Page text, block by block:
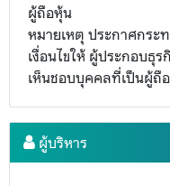
ผู้ถือหุ้น
หมายเหตุ ประกาศกระ
เงื่อนไขให้ ผู้ประกอบธุ
เห็นชอบบุคคลที่เป็นผู้ถื
ผู้บริหาร